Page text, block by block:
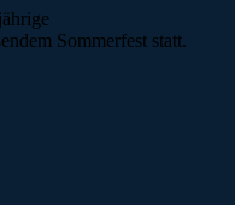
Sommerfest statt.